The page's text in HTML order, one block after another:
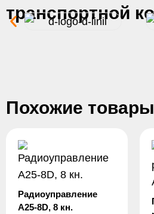
транспортной
Похожие товары
Радиоуправление
А25-8D, 8 кн.